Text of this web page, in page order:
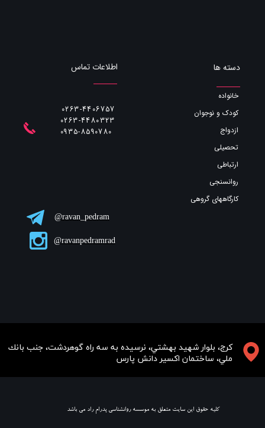
​​​كرج، بلوار شهيد بهشتي، نرسيده به سه راه گوهردشت، جنب بانك
ملي، ساختمان اكسير دانش پارس
خانواده
کودک و نوجوان
ازدواج
تحصیلی
ارتباطی
روانسنجی
کارگاههای گروهی
دسته ها اطلاعات تماس
0263-4406757
0263-4480323
ravan_pedram@
ravanpedramrad@
​ كليه حقوق اين سايت متعلق به موسسه روانشناسي پدرام راد مي باشد